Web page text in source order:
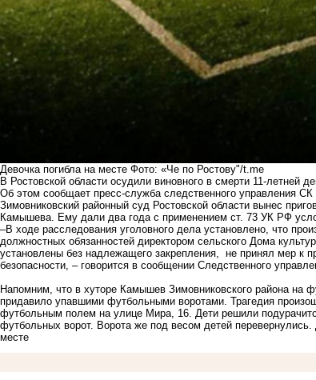
Девочка погибла на месте Фото: «Че по Ростову"/t.me
В Ростовской области осудили виновного в смерти 11-летней
Об этом сообщает пресс-служба следственного управления СК
Зимовниковский районный суд Ростовской области вынес
Камышева. Ему дали два года с применением ст. 73 УК РФ
–В ходе расследования уголовного дела установлено, что
должностных обязанностей директором сельского Дома
установлены без надлежащего закрепления, не принял мер к
безопасности, – говорится в сообщении Следственного
Напомним, что в хуторе Камышев Зимовниковского района на
придавило упавшими футбольными воротами. Трагедия
футбольным полем на улице Мира, 16. Дети решили
футбольных ворот. Ворота же под весом детей
месте